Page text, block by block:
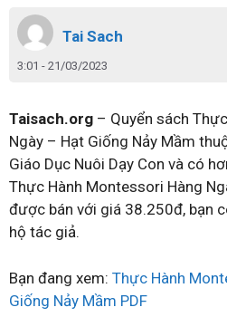
Tai Sach
3:01 - 21/03/2023
Taisach.org – Quyển sách
Ngày – Hạt Giống Nảy Mầm
Giáo Dục Nuôi Dạy Con và có
Thực Hành Montessori Hàng
được bán với giá 38.250đ, bạn
hộ tác giả.
Bạn đang xem: Thực Hành
Giống Nảy Mầm PDF